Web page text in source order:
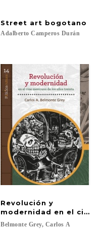
Street art bogotano
Adalberto Camperos Durán
Revolución y
modernidad en el cine
Belmonte Grey, Carlos A